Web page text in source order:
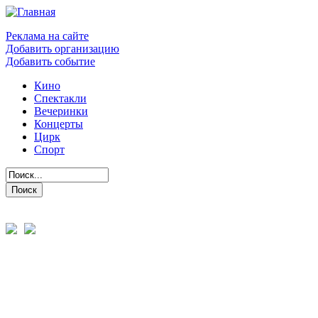
Реклама на сайте
Добавить организацию
Добавить событие
Кино
Спектакли
Вечеринки
Концерты
Цирк
Спорт